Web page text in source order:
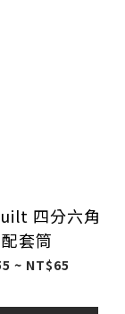
四分六角
套筒
~ NT$65